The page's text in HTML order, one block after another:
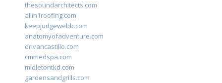
thesoundarchitects.com
allin1roofing.com
keepjudgewebb.com
anatomyofadventure.com
drivancastillo.com
cmmedspa.com
midletontkd.com
gardensandgrills.com